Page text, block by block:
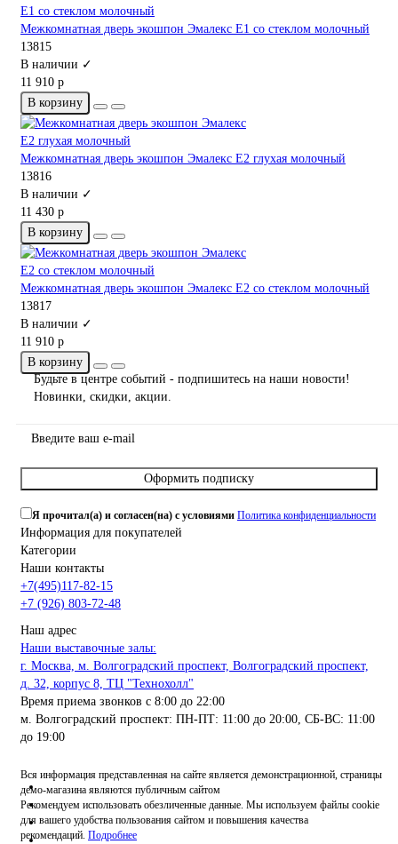
Межкомнатная дверь экошпон Эмалекс Е1 со стеклом молочный
13815
В наличии ✓
11 910 р
В корзину
Межкомнатная дверь экошпон Эмалекс Е2 глухая молочный
13816
В наличии ✓
11 430 р
В корзину
Межкомнатная дверь экошпон Эмалекс Е2 со стеклом молочный
13817
В наличии ✓
11 910 р
В корзину
Вся информация представленная на сайте является демонстрационной, страницы
демо-магазина являются публичным сайтом
Рекомендуем использовать обезличенные данные. Мы используем файлы cookie
для вашего удобства пользования сайтом и повышения качества
рекомендаций. Подробнее
Будьте в центре событий - подпишитесь на наши новости!
Новинки, скидки, акции.
Оформить подписку
Я прочитал(а) и согласен(на) с условиями Политика конфиденциальности
Информация для покупателей
Категории
Наши контакты
+7(495)117-82-15
+7 (926) 803-72-48
Наш адрес
Наши выставочные залы:
г. Москва, м. Волгоградский проспект, Волгоградский проспект,
д. 32, корпус 8, ТЦ "Технохолл"
Время приема звонков с 8:00 до 22:00
м. Волгоградский проспект: ПН-ПТ: 11:00 до 20:00, СБ-ВС: 11:00
до 19:00